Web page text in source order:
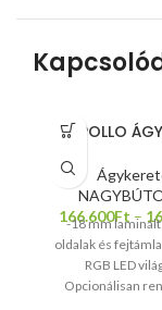
APOLLO
166.600Ft –
-18 mm
oldalak és
RGB LED
Opcionálisan